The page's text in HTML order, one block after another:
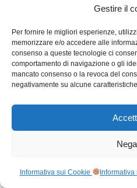
Gestire il
Per fornire le migliori esperienze,
memorizzare e/o accedere alle
consenso a queste tecnologie ci
comportamento di navigazione o gli
mancato consenso o la revoca del
negativamente su alcune
Informativa sui Cookie
Buon
8.-
Centauro, con un
punteggio di 3,7 su 5, si
distingue nel mercato
dell’autonoleggio
strategiche nelle più
ma anche in Italia,